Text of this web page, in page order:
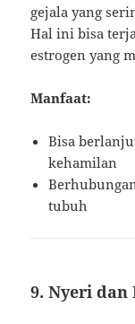
gejala yang
Hal ini bisa
estrogen yang
Manfaat:
Bisa
kehamilan
tubuh
9. Nyeri dan